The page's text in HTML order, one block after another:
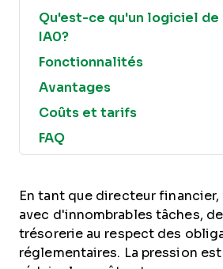
Qu'est-ce qu'un logiciel
IA0?
Fonctionnalités
Avantages
Coûts et tarifs
FAQ
En tant que directeur financier,
avec d'innombrables tâches,
trésorerie au respect des
réglementaires. La pression